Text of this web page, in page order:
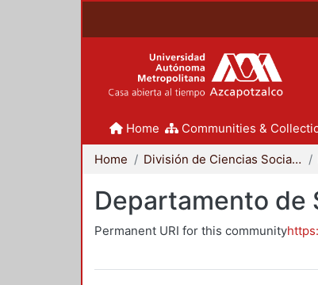
Home Communities &
Home División de Ciencias Sociales y Humanidades
Departamento de
Permanent URI for this community